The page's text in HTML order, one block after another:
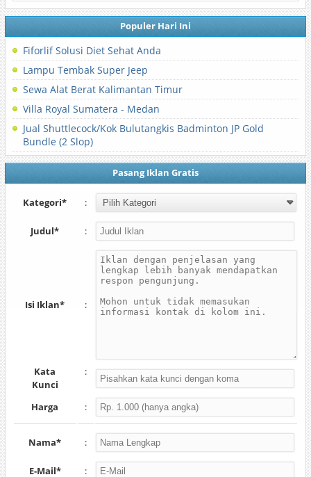
Populer Hari Ini
Fiforlif Solusi Diet Sehat Anda
Lampu Tembak Super Jeep
Sewa Alat Berat Kalimantan Timur
Villa Royal Sumatera - Medan
Jual Shuttlecock/Kok Bulutangkis Badminton JP Gold
Bundle (2 Slop)
Pasang Iklan Gratis
Kategori* :
Judul* :
Isi Iklan* :
Kata
Kunci
:
Harga :
Nama* :
E-Mail* :